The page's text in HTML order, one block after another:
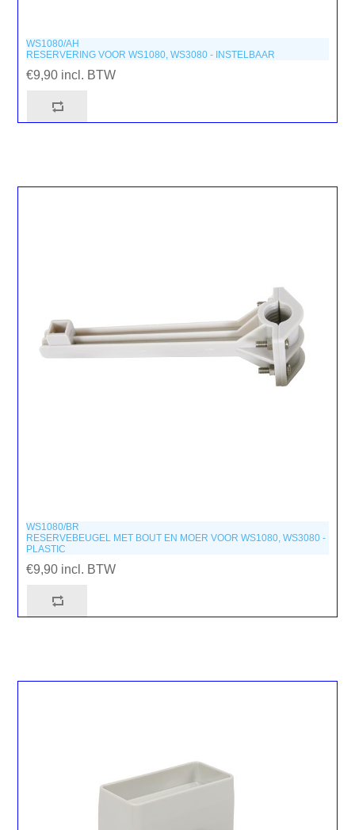
WS1080/AH
RESERVERING VOOR WS1080, WS3080 - INSTELBAAR
€9,90 incl. BTW
WS1080/BR
RESERVEBEUGEL MET BOUT EN MOER VOOR WS1080, WS3080 -
PLASTIC
€9,90 incl. BTW